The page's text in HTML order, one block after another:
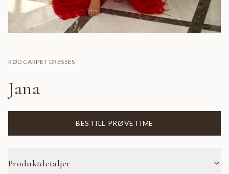
RØD CARPET DRESSES
Jana
BESTILL PRØVETIME
Produktdetaljer